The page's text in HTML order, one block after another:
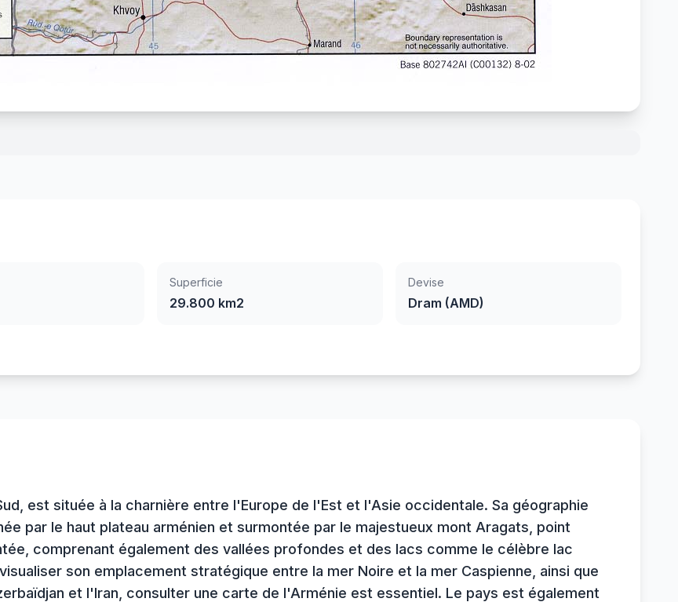
Superficie
29.800 km2
Devise
Dram (AMD)
est située à la charnière entre l'Europe de l'Est et l'Asie occidentale. Sa géographie
par le haut plateau arménien et surmontée par le majestueux mont Aragats, point
comprenant également des vallées profondes et des lacs comme le célèbre lac
son emplacement stratégique entre la mer Noire et la mer Caspienne, ainsi que
et l'Iran, consulter une carte de l'Arménie est essentiel. Le pays est également